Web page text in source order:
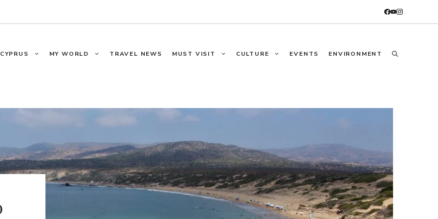
CYPRUS MY WORLD TRAVEL NEWS MUST VISIT CULTURE EVENTS ENVIRONMENT